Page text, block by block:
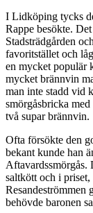
I Lidköping tycks
Rappe besökte.
Stadsträdgården
favoritstället och
en mycket populär
mycket brännvin
man inte stadd vid
smörgåsbricka
två supar brännvin.
Ofta försökte den
bekant kunde han
Aftavardssmörgås.
saltkött och i
Resandeströmmen
behövde baronen